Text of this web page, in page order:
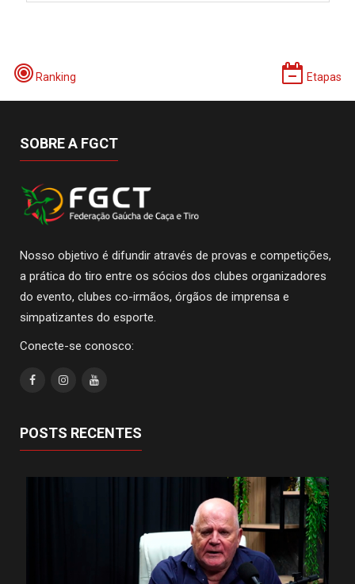
Ranking Etapas
SOBRE A FGCT
Nosso objetivo é difundir através de provas e competições,
a prática do tiro entre os sócios dos clubes organizadores
do evento, clubes co-irmãos, órgãos de imprensa e
simpatizantes do esporte.
Conecte-se conosco:
POSTS RECENTES